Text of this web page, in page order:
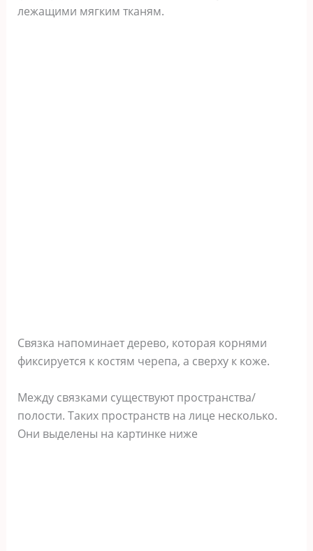
лежащими мягким тканям.
Связка напоминает дерево, которая корнями
фиксируется к костям черепа, а сверху к коже.
Между связками существуют пространства/
полости. Таких пространств на лице несколько.
Они выделены на картинке ниже